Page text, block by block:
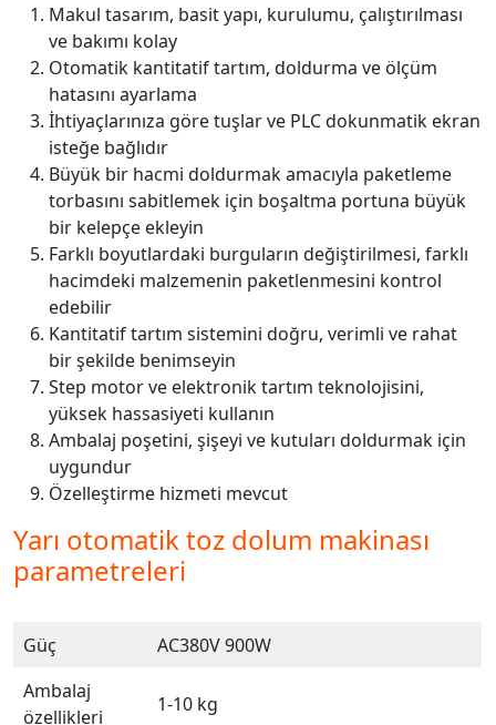
Makul tasarım, basit yapı, kurulumu, çalıştırılması
ve bakımı kolay
Otomatik kantitatif tartım, doldurma ve ölçüm
hatasını ayarlama
İhtiyaçlarınıza göre tuşlar ve PLC dokunmatik ekran
isteğe bağlıdır
Büyük bir hacmi doldurmak amacıyla paketleme
torbasını sabitlemek için boşaltma portuna büyük
bir kelepçe ekleyin
Farklı boyutlardaki burguların değiştirilmesi, farklı
hacimdeki malzemenin paketlenmesini kontrol
edebilir
Kantitatif tartım sistemini doğru, verimli ve rahat
bir şekilde benimseyin
Step motor ve elektronik tartım teknolojisini,
yüksek hassasiyeti kullanın
Ambalaj poşetini, şişeyi ve kutuları doldurmak için
uygundur
Özelleştirme hizmeti mevcut
Yarı otomatik toz dolum makinası
parametreleri
Güç
AC380V 900W
Ambalaj
özellikleri
1-10 kg